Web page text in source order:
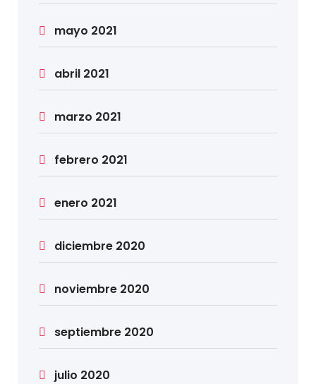
mayo 2021
abril 2021
marzo 2021
febrero 2021
enero 2021
diciembre 2020
noviembre 2020
septiembre 2020
julio 2020